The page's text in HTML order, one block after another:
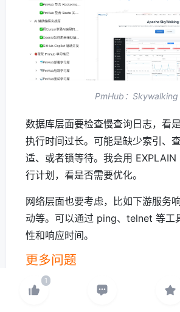
PmHub：Skywalking
数据库层面要检查慢查询日志，看
执行时间过长。可能是缺少索引、
适、或者锁等待。我会用
行计划，看是否需要优化。
网络层面也要考虑，比如下游服务
动等。可以通过 ping、telnet 等工
性和响应时间。
更多问题
一些重复性的问题大家可以直接通